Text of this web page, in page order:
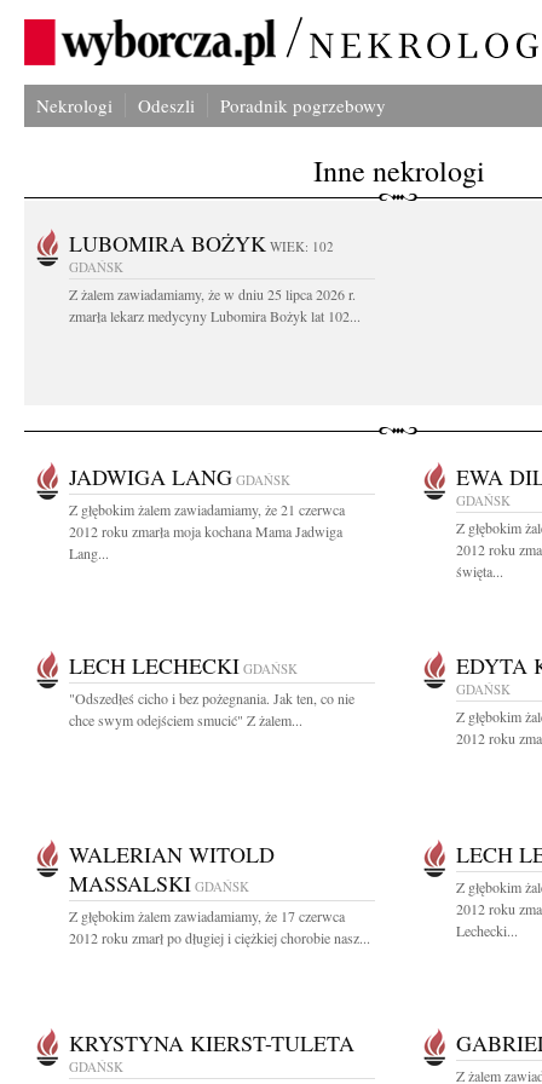
Nekrologi Odeszli Poradnik pogrzebowy
Inne nekrologi
LUBOMIRA BOŻYK WIEK: 102
GDAŃSK
Z żalem zawiadamiamy, że w dniu 25 lipca 2026 r.
zmarła lekarz medycyny Lubomira Bożyk lat 102...
JADWIGA LANG GDAŃSK
Z głębokim żalem zawiadamiamy, że 21 czerwca
2012 roku zmarła moja kochana Mama Jadwiga
Lang...
EWA
GDAŃSK
Z głębokim
2012 roku
święta...
LECH LECHECKI GDAŃSK
"Odszedłeś cicho i bez pożegnania. Jak ten, co nie
chce swym odejściem smucić" Z żalem...
EDYTA
GDAŃSK
Z głębokim
2012 roku
WALERIAN WITOLD
MASSALSKI GDAŃSK
Z głębokim żalem zawiadamiamy, że 17 czerwca
2012 roku zmarł po długiej i ciężkiej chorobie nasz...
LECH
Z głębokim
2012 roku
Lechecki...
KRYSTYNA KIERST-TULETA
GDAŃSK Z żalem